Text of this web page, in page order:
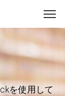
を使用して